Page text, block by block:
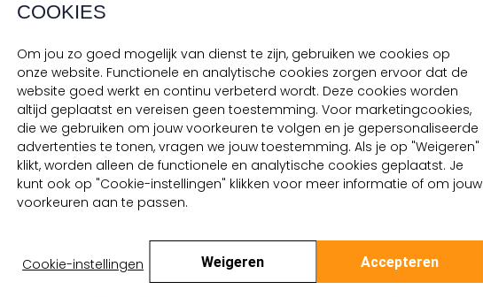
COOKIES
Om jou zo goed mogelijk van dienst te zijn, gebruiken we cookies op
onze website. Functionele en analytische cookies zorgen ervoor dat de
website goed werkt en continu verbeterd wordt. Deze cookies worden
altijd geplaatst en vereisen geen toestemming. Voor marketingcookies,
die we gebruiken om jouw voorkeuren te volgen en je gepersonaliseerde
advertenties te tonen, vragen we jouw toestemming. Als je op "Weigeren"
klikt, worden alleen de functionele en analytische cookies geplaatst. Je
kunt ook op "Cookie-instellingen" klikken voor meer informatie of om jouw
voorkeuren aan te passen.
Cookie-instellingen Weigeren Accepteren
ANINE BING
Sweater
CLOSED